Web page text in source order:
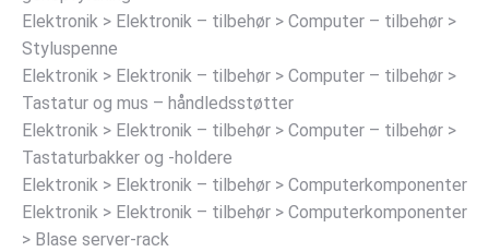
Elektronik > Elektronik – tilbehør > Computer – tilbehør >
Styluspenne
Elektronik > Elektronik – tilbehør > Computer – tilbehør >
Tastatur og mus – håndledsstøtter
Elektronik > Elektronik – tilbehør > Computer – tilbehør >
Tastaturbakker og -holdere
Elektronik > Elektronik – tilbehør > Computerkomponenter
Elektronik > Elektronik – tilbehør > Computerkomponenter
> Blase server-rack